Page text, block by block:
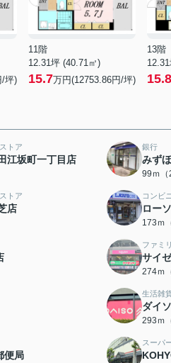
/坪)
11階
12.31坪 (40.71㎡)
15.7万円(12753.86円/坪)
13階
15.8
トア
江坂町一丁目店
銀行
みず
99ｍ（
トア
店
コンビ
ロー
173ｍ
ファミ
サイ
274ｍ
生活雑
ダイ
293ｍ
便局
スーパ